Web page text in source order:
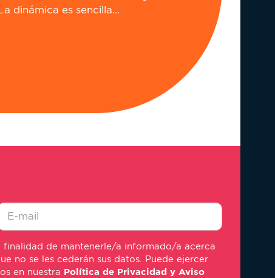
dinámica es sencilla...
finalidad de mantenerle/a informado/a acerca
no se les cederán sus datos. Puede ejercer
en nuestra Política de Privacidad y Aviso